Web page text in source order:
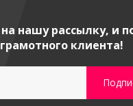
нашу рассылку, и
клиента!